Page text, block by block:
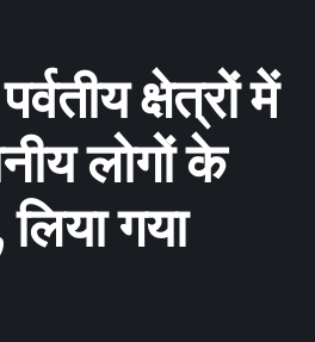
क्षेत्रों में
लोगों के
गया